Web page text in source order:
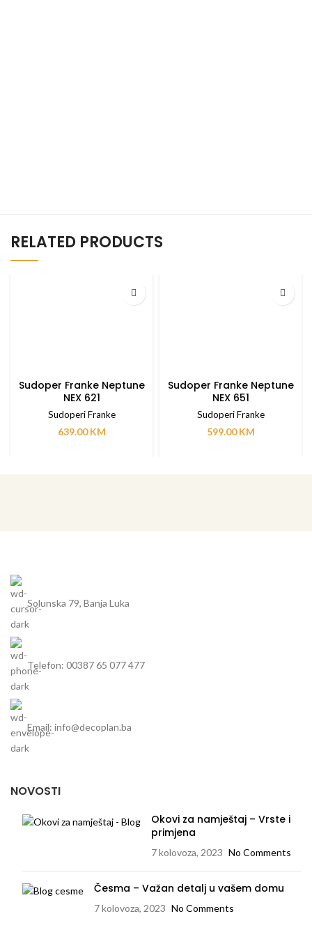
RELATED PRODUCTS
Sudoper Franke Neptune
NEX 621
Sudoperi Franke
639.00KM
Sudoper Franke Neptune
NEX 651
Sudoperi Franke
599.00KM
Solunska 79, Banja Luka
Telefon: 00387 65 077 477
Email: info@decoplan.ba
NOVOSTI
Okovi za namještaj – Vrste i
primjena
7 kolovoza, 2023 No Comments
Česma – Važan detalj u vašem domu
7 kolovoza, 2023 No Comments